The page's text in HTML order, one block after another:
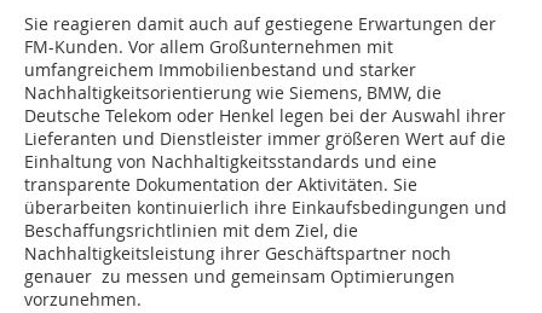
Sie reagieren damit auch auf gestiegene Erwartungen der
FM-Kunden. Vor allem Großunternehmen mit
umfangreichem Immobilienbestand und starker
Nachhaltigkeitsorientierung wie Siemens, BMW, die
Deutsche Telekom oder Henkel legen bei der Auswahl ihrer
Lieferan­ten und Dienstleister immer größeren Wert auf die
Einhaltung von Nachhaltigkeitsstandards und eine
transparente Dokumentation der Aktivitäten. Sie
überarbeiten kontinuierlich ihre Einkaufsbedingungen und
Beschaffungsrichtlinien mit dem Ziel, die
Nachhaltigkeitsleistung ihrer Geschäftspartner noch
genauer zu messen und gemeinsam ­Optimierungen
vorzunehmen.